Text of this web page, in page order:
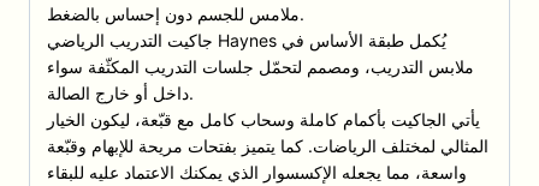
ملامس للجسم دون إحساس بالضغط.
جاكيت التدريب الرياضي Haynes يُكمل طبقة الأساس في
ملابس التدريب، ومصمم لتحمّل جلسات التدريب المكثّفة سواء
داخل أو خارج الصالة.
يأتي الجاكيت بأكمام كاملة وسحاب كامل مع قبّعة، ليكون الخيار
المثالي لمختلف الرياضات. كما يتميز بفتحات مريحة للإبهام وقبّعة
واسعة، مما يجعله الإكسسوار الذي يمكنك الاعتماد عليه للبقاء